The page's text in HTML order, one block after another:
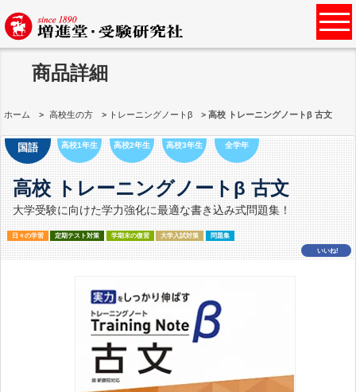
商品詳細
ホーム 高校生の方 トレーニングノートβ 高校 トレーニングノートβ 古文
国語 高校1年生 高校2年生 高校3年生 全学年
高校 トレーニングノートβ 古文
大学受験に向けた学力強化に最適な書き込み式問題集！
日々の学習 定期テスト対策 学期末の復習 大学入試対策 問題集
いいね!